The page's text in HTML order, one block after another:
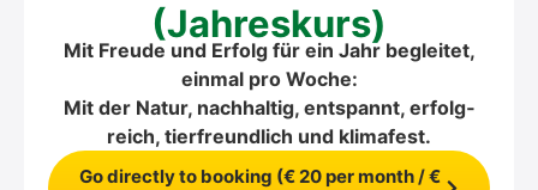
(Jah­res­kurs)
Mit Freu­de und Erfolg für ein Jahr beglei­tet,
ein­mal pro Woche:
Mit der Natur, nach­hal­tig, entspannt, erfolg­
reich, tier­freund­lich und kli­ma­fest.
Go direct­ly to boo­king (€ 20 per month / €